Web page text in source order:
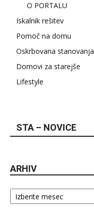
O PORTALU
Iskalnik rešitev
Pomoč na domu
Oskrbovana stanovanja
Domovi za starejše
Lifestyle
STA – NOVICE
ARHIV
Arhiv